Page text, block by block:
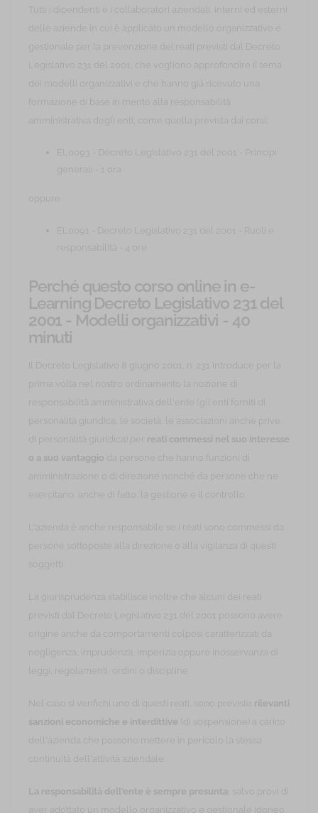
Tutti i dipendenti e i collaboratori aziendali, interni ed esterni
delle aziende in cui è applicato un modello organizzativo e
gestionale per la prevenzione dei reati previsti dal Decreto
Legislativo 231 del 2001, che vogliono approfondire il tema
dei modelli organizzativi e che hanno già ricevuto una
formazione di base in merito alla responsabilità
amministrativa degli enti, come quella prevista dai corsi:
EL0093 - Decreto Legislativo 231 del 2001 - Principi
generali - 1 ora
oppure
EL0091 - Decreto Legislativo 231 del 2001 - Ruoli e
responsabilità - 4 ore
Perché questo corso online in e-
Learning Decreto Legislativo 231 del
2001 - Modelli organizzativi - 40
minuti
Il Decreto Legislativo 8 giugno 2001, n. 231 introduce per la
prima volta nel nostro ordinamento la nozione di
responsabilità amministrativa dell'ente (gli enti forniti di
personalità giuridica, le società, le associazioni anche prive
di personalità giuridica) per reati commessi nel suo interesse
o a suo vantaggio da persone che hanno funzioni di
amministrazione o di direzione nonché da persone che ne
esercitano, anche di fatto, la gestione e il controllo.
L'azienda è anche responsabile se i reati sono commessi da
persone sottoposte alla direzione o alla vigilanza di questi
soggetti.
La giurisprudenza stabilisce inoltre che alcuni dei reati
previsti dal Decreto Legislativo 231 del 2001 possono avere
origine anche da comportamenti colposi caratterizzati da
negligenza, imprudenza, imperizia oppure inosservanza di
leggi, regolamenti, ordini o discipline.
Nel caso si verifichi uno di questi reati, sono previste rilevanti
sanzioni economiche e interdittive (di sospensione) a carico
dell'azienda che possono mettere in pericolo la stessa
continuità dell'attività aziendale.
La responsabilità dell'ente è sempre presunta , salvo provi di
aver adottato un modello organizzativo e gestionale idoneo